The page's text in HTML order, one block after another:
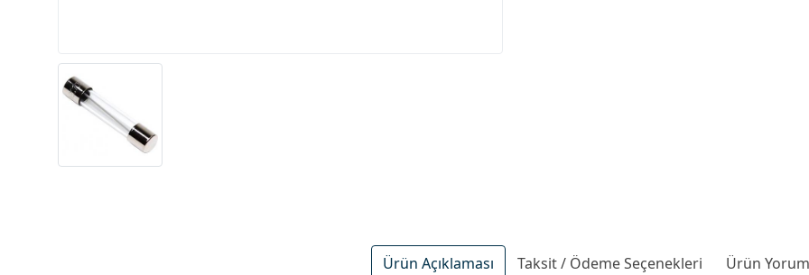
Ürün Açıklaması Taksit / Ödeme Seçenekleri Ürün